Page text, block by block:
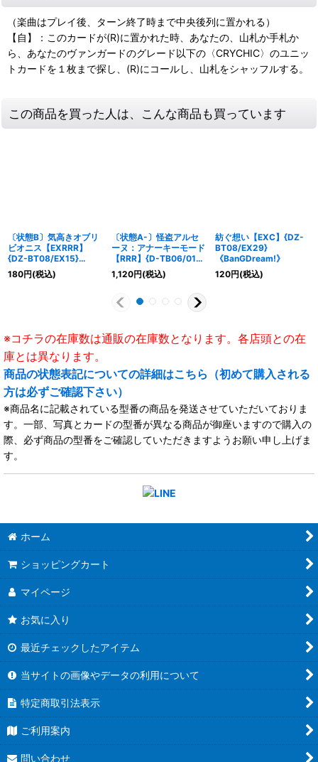
（楽曲はプレイ後、ターン終了時まで中央後列に置かれる）
【自】：このカードが(R)に置かれた時、あなたの、山札か手札か
ら、あなたのヴァンガードのグレード以下の〈CRYCHIC〉のユニッ
トカードを１枚まで探し、(R)にコールし、山札をシャッフルする。
この商品を買った人は、こんな商品も買っています
〔状態B〕気高きオブリ
ビオニス【EXRRR】
{DZ-BT08/EX15}
《BanGDream!》
180円(税込)
〔状態A-〕怪盗アルセ
ーヌ：アナーキーモード
【RRR】{D-TB06/014}
《モンスターストライ
ク》
1,120円(税込)
紡ぐ想い【EXC】{DZ-
BT08/EX29}
《BanGDream!》
120円(税込)
※コチラの在庫数は通販の在庫数となります。各店頭との在
庫とは異なります。
商品の状態表記についての詳細はこちら（初めて購入される
方は必ずご確認下さい）
※商品名に記載されている型番の商品を発送させていただいておりま
す。一部、写真とカードの型番が異なる商品が御座いますので購入の
際、必ず商品の型番をご確認していただきますようお願い申し上げま
す。
ホーム
ショッピングカート
マイページ
お気に入り
最近チェックしたアイテム
当サイトの画像やデータの利用について
特定商取引法表示
ご利用案内
問い合わせ